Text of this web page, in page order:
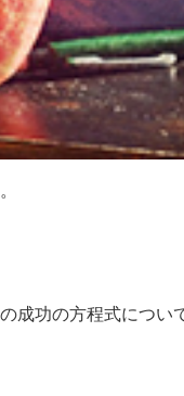
成功の方程式につい